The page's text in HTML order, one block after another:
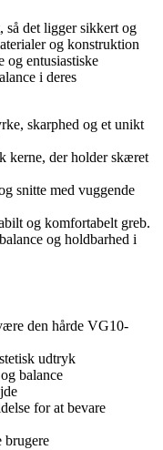
så det ligger sikkert og
og konstruktion
og entusiastiske
i deres
skarphed og et unikt
kerne, der holder skæret
snitte med vuggende
og komfortabelt greb.
og holdbarhed i
den hårde VG10-
udtryk
balance
for at bevare
brugere